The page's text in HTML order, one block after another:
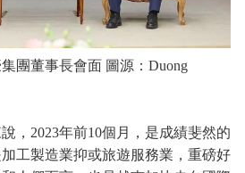
團董事長會面 圖源：Duong
，2023年前10個月，是成績斐然的
工製造業抑或旅遊服務業，重磅好